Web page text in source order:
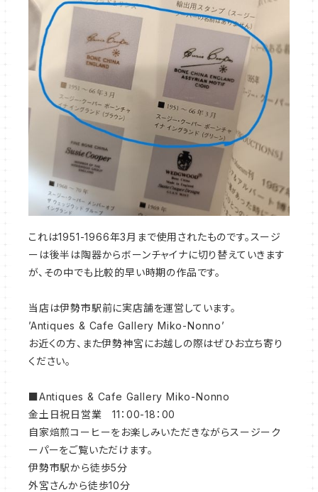
これは1951-1966年3月まで使用されたものです。スージ
ーは後半は陶器からボーンチャイナに切り替えていきます
が、その中でも比較的早い時期の作品です。
当店は伊勢市駅前に実店舗を運営しています。
’Antiques & Cafe Gallery Miko-Nonno’
お近くの方、また伊勢神宮にお越しの際はぜひお立ち寄り
ください。
■Antiques & Cafe Gallery Miko-Nonno
金土日祝日営業 11：00-18：00
自家焙煎コーヒーをお楽しみいただきながらスージーク
ーパーをご覧いただけます。
伊勢市駅から徒歩5分
外宮さんから徒歩10分